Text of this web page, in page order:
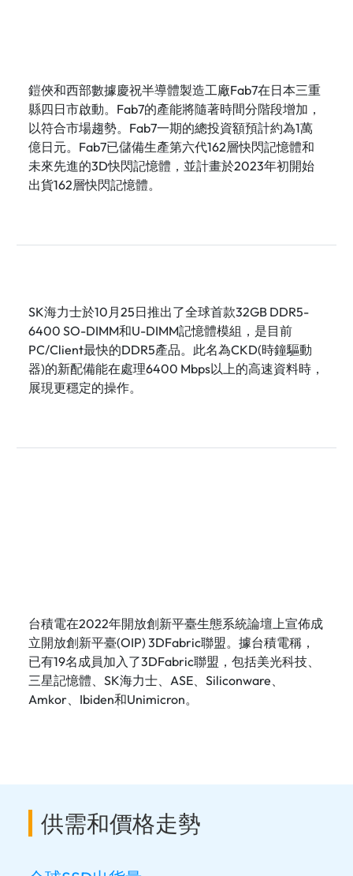
鎧俠和西部數據慶祝半導體製造工廠Fab7在日本三重
縣四日市啟動。Fab7的產能將隨著時間分階段增加，
以符合市場趨勢。Fab7一期的總投資額預計約為1萬
億日元。Fab7已儲備生產第六代162層快閃記憶體和
未來先進的3D快閃記憶體，並計畫於2023年初開始
出貨162層快閃記憶體。
SK海力士於10月25日推出了全球首款32GB DDR5-
6400 SO-DIMM和U-DIMM記憶體模組，是目前
PC/Client最快的DDR5產品。此名為CKD(時鐘驅動
器)的新配備能在處理6400 Mbps以上的高速資料時，
展現更穩定的操作。
台積電在2022年開放創新平臺生態系統論壇上宣佈成
立開放創新平臺(OIP) 3DFabric聯盟。據台積電稱，
已有19名成員加入了3DFabric聯盟，包括美光科技、
三星記憶體、SK海力士、ASE、Siliconware、
Amkor、Ibiden和Unimicron。
供需和價格走勢